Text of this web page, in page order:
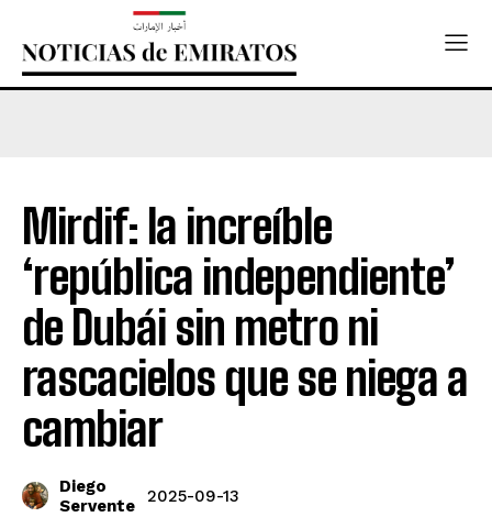
Mirdif: la increíble
‘república independiente’
de Dubái sin metro ni
rascacielos que se niega a
cambiar
Diego
Servente
2025-09-13